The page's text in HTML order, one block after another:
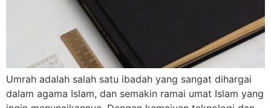
Umrah adalah salah satu ibadah yang sangat dihargai
dalam agama Islam, dan semakin ramai umat Islam yang